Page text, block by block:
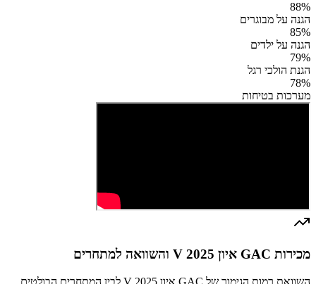
88%
הגנה על מבוגרים
85%
הגנה על ילדים
79%
הגנת הולכי רגל
78%
מערכות בטיחות
מכירות GAC איון V 2025 והשוואה למתחרים
השוואת רמות הגימור של GAC איון V 2025 לבין המתחרים הבולטים